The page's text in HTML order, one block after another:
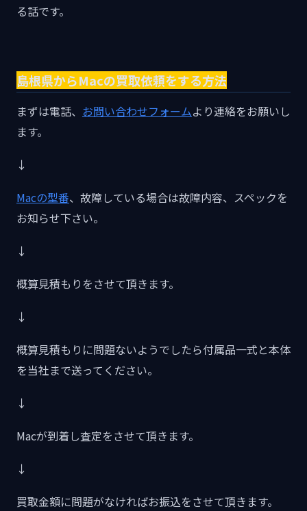
る話です。
島根県からMacの買取依頼をする方法
まずは電話、 お問い合わせフォームより連絡をお願いし
ます。
↓
Macの型番、故障している場合は故障内容、スペックを
お知らせ下さい。
↓
概算見積もりをさせて頂きます。
↓
概算見積もりに問題ないようでしたら付属品一式と本体
を当社まで送ってください。
↓
Macが到着し査定をさせて頂きます。
↓
買取金額に問題がなければお振込をさせて頂きます。